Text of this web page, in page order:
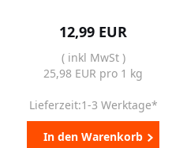
12,99 EUR
( inkl MwSt )
25,98 EUR pro 1 kg
Lieferzeit:1-3 Werktage*
In den Warenkorb